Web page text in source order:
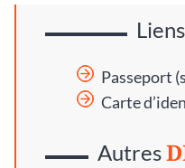
Liens
Passeport
Carte
Autres